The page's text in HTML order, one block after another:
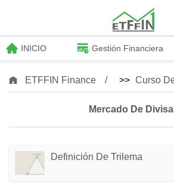
INICIO Gestión Financiera
ETFFIN Finance >> Curso
Mercado De
Definición De Trilema